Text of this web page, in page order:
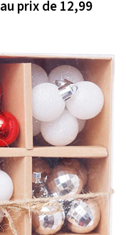
au prix de 12,99